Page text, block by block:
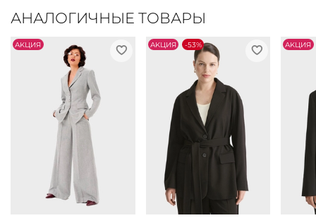
АНАЛОГИЧНЫЕ ТОВАРЫ
АKЦИЯ АKЦИЯ -53% АKЦИЯ